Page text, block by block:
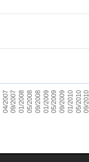
04/200709/200701/200805/200809/200801/200905/200909/200901/201005/201009/